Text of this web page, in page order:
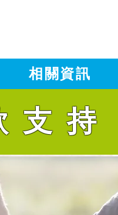
相關資訊
支持